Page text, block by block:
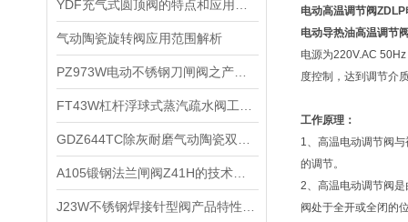
气动陶瓷旋转阀应用范围解析
电动高温调节阀ZDLP
电动导热油高温调节
电源为220V.AC
度控制，达到调节介
工作原理：
1、高温电动调节阀
的调节。
2、高温电动调节阀
阀处于全开或全闭的